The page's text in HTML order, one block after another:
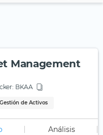
Management
BKAA
Gestión de Activos
Análisis